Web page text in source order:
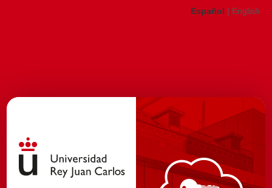
Español | English